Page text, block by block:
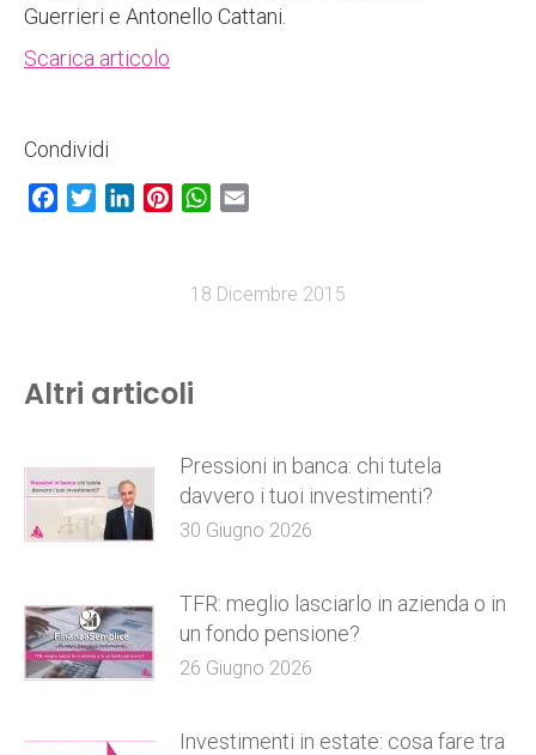
Guerrieri e Antonello Cattani.
Scarica articolo
Condividi
Facebook
TwitterLinkedInPinterestWhatsApp
18 Dicembre 2015
Altri articoli
Pressioni in banca: chi tutela
davvero i tuoi investimenti?
30 Giugno 2026
TFR: meglio lasciarlo in azienda o in
un fondo pensione?
26 Giugno 2026
Investimenti in estate: cosa fare tra